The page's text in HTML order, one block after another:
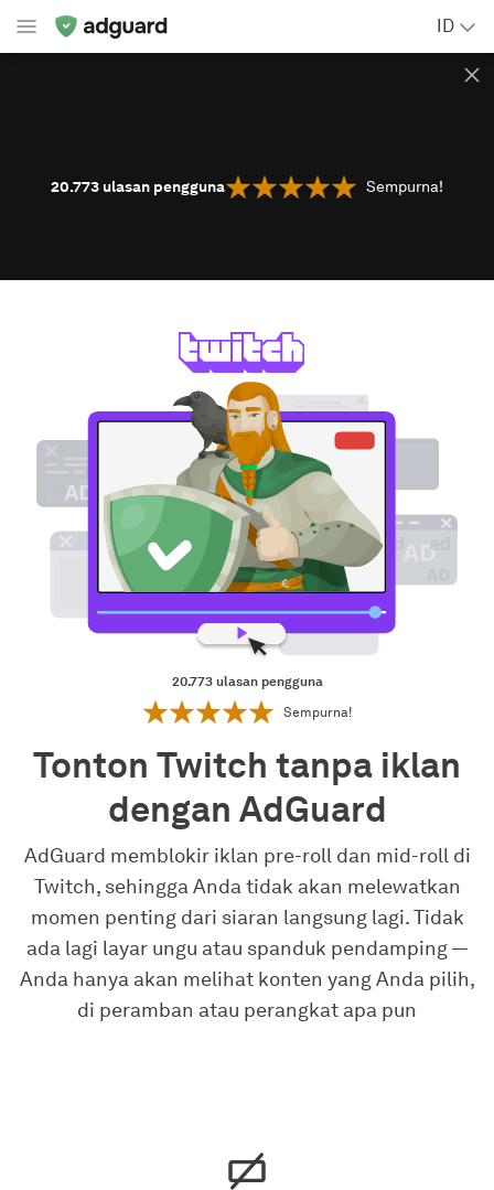
ID
20.773 ulasan pengguna Sempurna!
20.773 ulasan pengguna
Sempurna!
Tonton Twitch tanpa iklan
dengan AdGuard
AdGuard memblokir iklan pre-roll dan mid-roll di
Twitch, sehingga Anda tidak akan melewatkan
momen penting dari siaran langsung lagi. Tidak
ada lagi layar ungu atau spanduk pendamping —
Anda hanya akan melihat konten yang Anda pilih,
di peramban atau perangkat apa pun